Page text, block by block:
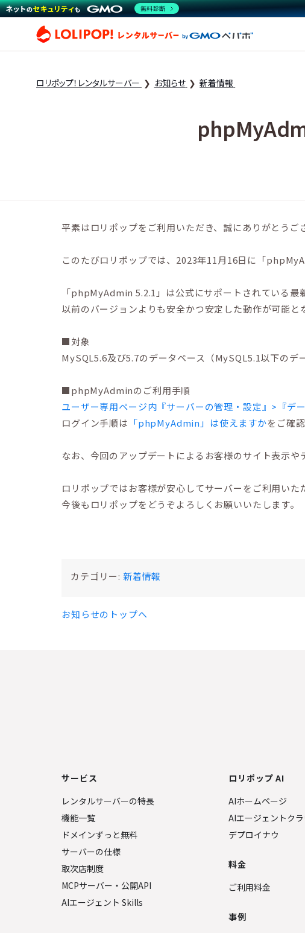
ロリポップ
ロリポップ！レンタルサーバー お知らせ 新着情報
平素はロリポップをご利用いただき、誠にありがとうご
このたびロリポップでは、2023年11月16日に「
「phpMyAdmin 5.2.1」は公式にサポートされている最
以前のバージョンよりも安全かつ安定した動作が可能と
■対象
MySQL5.6及び5.7のデータベース（MySQL5.1以下のデ
■phpMyAdminのご利用手順
ユーザー専用ページ内『サーバーの管理・設定』>『デー
ログイン手順は 「phpMyAdmin」は使えますかをご確
なお、今回のアップデートによるお客様のサイト表示や
ロリポップではお客様が安心してサーバーをご利用い
今後もロリポップをどうぞよろしくお願いいたします。
カテゴリー: 新着情報
お知らせのトップへ
サービス
レンタルサーバーの特長
機能一覧
ドメインずっと無料
サーバーの仕様
取次店制度
MCPサーバー・公開API
AIエージェント Skills
ロリポップ AI
AIホームページ
AIエージェントク
デプロイナウ
料金
ご利用料金
事例
無料診断